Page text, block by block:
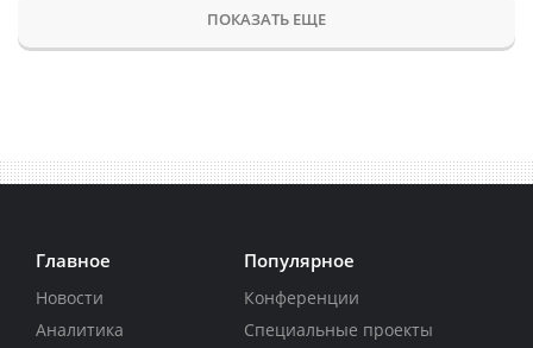
ПОКАЗАТЬ ЕЩЕ
Главное
Новости
Аналитика
Популярное
Конференции
Специальные проекты